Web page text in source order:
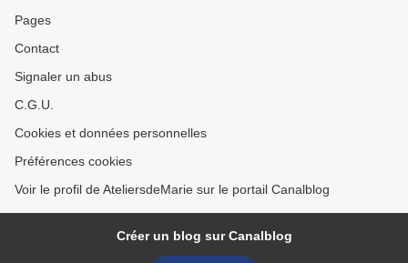
Pages
Contact
Signaler un abus
C.G.U.
Cookies et données personnelles
Préférences cookies
Voir le profil de AteliersdeMarie sur le portail Canalblog
Créer un blog sur Canalblog